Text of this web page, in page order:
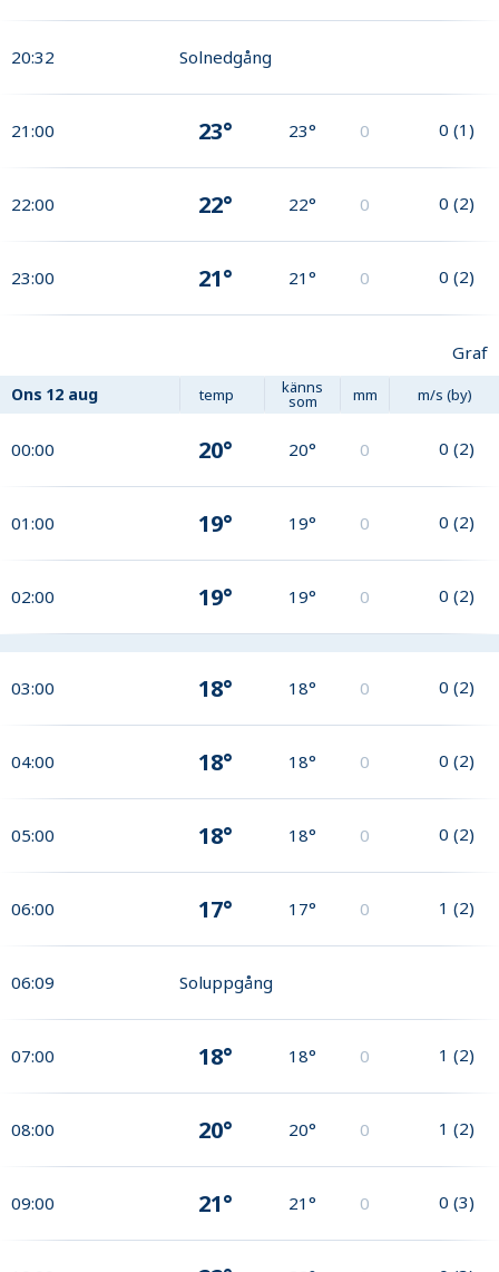
20:32 Solnedgång
21:00 23° 23° 0 0 (1)
22:00 22° 22° 0 0 (2)
23:00 21° 21° 0 0 (2)
Graf
Ons 12 aug temp känns
som mm m/s (by)
00:00 20° 20° 0 0 (2)
01:00 19° 19° 0 0 (2)
02:00 19° 19° 0 0 (2)
03:00 18° 18° 0 0 (2)
04:00 18° 18° 0 0 (2)
05:00 18° 18° 0 0 (2)
06:00 17° 17° 0 1 (2)
06:09 Soluppgång
07:00 18° 18° 0 1 (2)
08:00 20° 20° 0 1 (2)
09:00 21° 21° 0 0 (3)